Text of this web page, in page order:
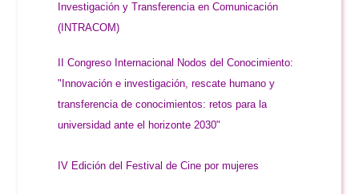
Investigación y Transferencia en Comunicación
(INTRACOM)
II Congreso Internacional Nodos del Conocimiento:
"Innovación e investigación, rescate humano y
transferencia de conocimientos: retos para la
universidad ante el horizonte 2030"
IV Edición del Festival de Cine por mujeres